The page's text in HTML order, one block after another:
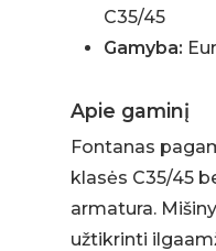
C35/45
Gamyba:
Apie gaminį
Fontanas
klasės C35/45
armatura.
užtikrinti